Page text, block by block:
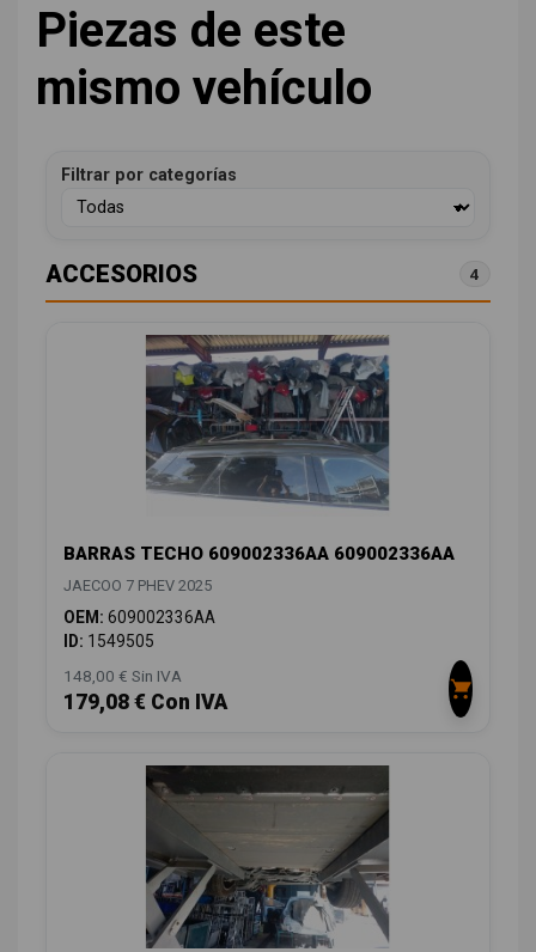
Piezas de este
mismo vehículo
Filtrar por categorías
ACCESORIOS 4
BARRAS TECHO 609002336AA 609002336AA
JAECOO 7 PHEV 2025
OEM: 609002336AA
ID: 1549505
148,00 € Sin IVA
179,08 € Con IVA